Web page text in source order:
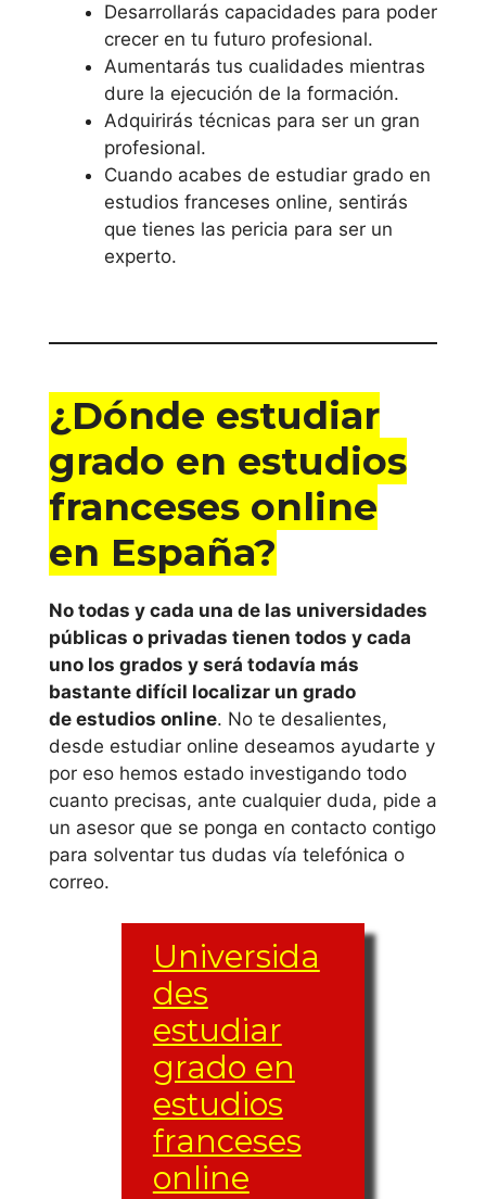
Desarrollarás capacidades para poder
crecer en tu futuro profesional.
Aumentarás tus cualidades mientras
dure la ejecución de la formación.
Adquirirás técnicas para ser un gran
profesional.
Cuando acabes de estudiar grado en
estudios franceses online, sentirás
que tienes las pericia para ser un
experto.
¿Dónde estudiar
grado en estudios
franceses online
en España?
No todas y cada una de las universidades
públicas o privadas tienen todos y cada
uno los grados y será todavía más
bastante difícil localizar un grado
de estudios online. No te desalientes,
desde estudiar online deseamos ayudarte y
por eso hemos estado investigando todo
cuanto precisas, ante cualquier duda, pide a
un asesor que se ponga en contacto contigo
para solventar tus dudas vía telefónica o
correo.
Universida
des
estudiar
grado en
estudios
franceses
online